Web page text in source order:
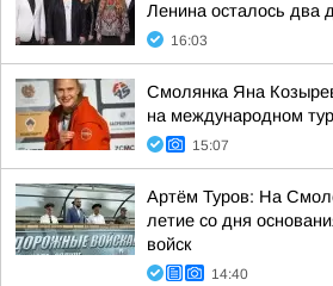
Ленина осталось два
16:03
Смолянка Яна
на международном
15:07
Артём Туров: На
летие со дня
войск
14:40